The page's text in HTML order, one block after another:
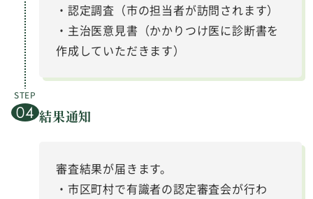
・認定調査（市の担当者が訪問されます）
・主治医意見書（かかりつけ医に診断書を
作成していただきます）
結果通知
審査結果が届きます。
・市区町村で有識者の認定審査会が行わ